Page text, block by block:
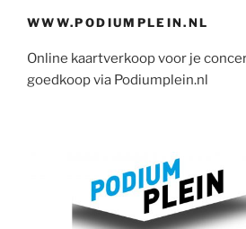
WWW.PODIUMPLEIN.NL
Online kaartverkoop voor je
goedkoop via Podiumplein.nl